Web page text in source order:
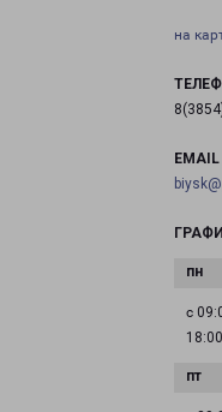
на
EMAIL
с
18:00